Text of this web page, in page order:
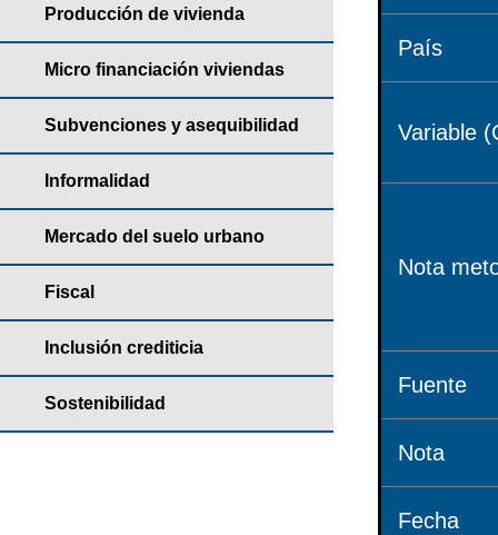
Producción de vivienda
Micro financiación viviendas
Subvenciones y asequibilidad
Informalidad
Mercado del suelo urbano
Fiscal
Inclusión crediticia
Sostenibilidad
País
Variable
Nota
Fuente
Nota
Fecha